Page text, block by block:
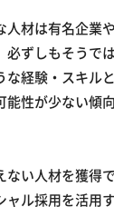
人材は有名企業
必ずしもそうで
な経験・スキル
能性が少ない傾
ない人材を獲得
ャル採用を活用